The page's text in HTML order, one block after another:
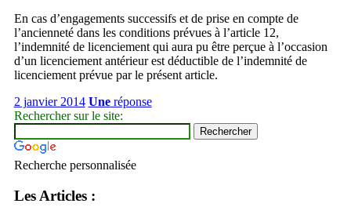
En cas d’engagements successifs et de prise en compte de
l’ancienneté dans les conditions prévues à l’article 12,
l’indemnité de licenciement qui aura pu être perçue à l’occasion
d’un licenciement antérieur est déductible de l’indemnité de
licenciement prévue par le présent article.
2 janvier 2014 Uneréponse
Rechercher sur le site:
Recherche personnalisée
Les Articles :